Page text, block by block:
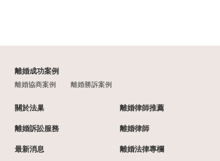
離婚成功案例
離婚協商案例 離婚勝訴案例
關於法巢 離婚律師推薦
離婚訴訟服務 離婚律師
最新消息 離婚法律專欄